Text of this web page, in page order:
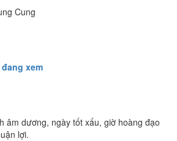
Cung
xem
âm dương, ngày tốt xấu, giờ hoàng đạo
lợi.